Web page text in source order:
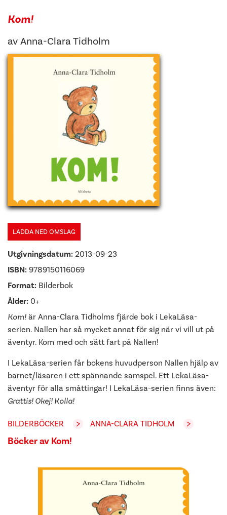
Kom!
av Anna-Clara Tidholm
LADDA NED OMSLAG
Utgivningsdatum: 2013-09-23
ISBN: 9789150116069
Format: Bilderbok
Ålder: 0+
Kom! är Anna-Clara Tidholms fjärde bok i LekaLäsa-
serien. Nallen har så mycket annat för sig när vi vill ut på
äventyr. Kom med och sätt fart på Nallen!
I LekaLäsa-serien får bokens huvudperson Nallen hjälp av
barnet/läsaren i ett spännande samspel. Ett LekaLäsa-
äventyr för alla småttingar! I LekaLäsa-serien finns även:
Grattis! Okej! Kolla!
BILDERBÖCKER ANNA-CLARA TIDHOLM
Böcker av Kom!